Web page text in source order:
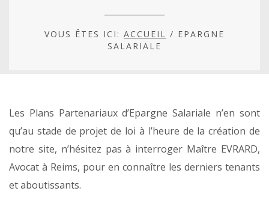
VOUS ÊTES ICI: ACCUEIL / EPARGNE
SALARIALE
Les Plans Partenariaux d’Epargne Salariale n’en sont
qu’au stade de projet de loi à l’heure de la création de
notre site, n’hésitez pas à interroger Maître EVRARD,
Avocat à Reims, pour en connaître les derniers tenants
et aboutissants.